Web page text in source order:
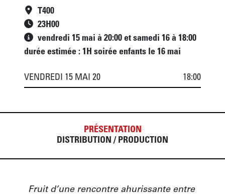
T400
23H00
vendredi 15 mai à 20:00 et samedi 16 à 18:00
durée estimée : 1H soirée enfants le 16 mai
VENDREDI 15 MAI 20 18:00
PRÉSENTATION
DISTRIBUTION / PRODUCTION
Fruit d’une rencontre ahurissante entre